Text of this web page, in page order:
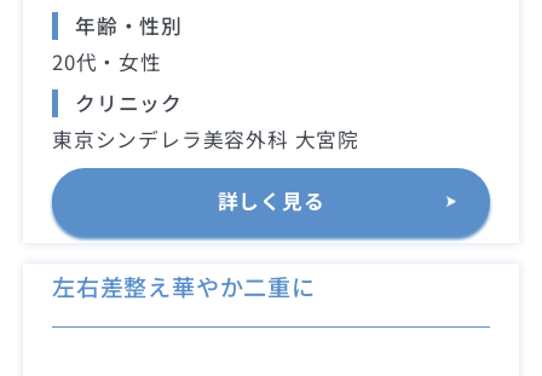
年齢・性別
20代・女性
クリニック
東京シンデレラ美容外科 大宮院
詳しく見る
左右差整え華やか二重に